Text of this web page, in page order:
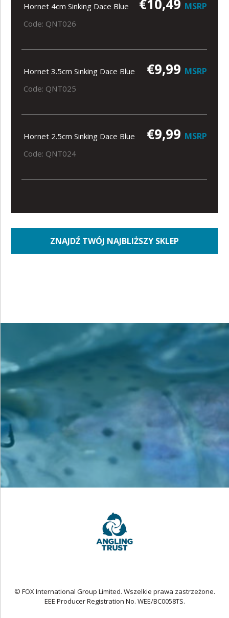
Hornet 4cm Sinking Dace Blue €10,49 MSRP
Code: QNT026
Hornet 3.5cm Sinking Dace Blue €9,99 MSRP
Code: QNT025
Hornet 2.5cm Sinking Dace Blue €9,99 MSRP
Code: QNT024
ZNAJDŹ TWÓJ NAJBLIŻSZY SKLEP
© FOX International Group Limited. Wszelkie prawa zastrzeżone.
EEE Producer Registration No. WEE/BC0058TS.